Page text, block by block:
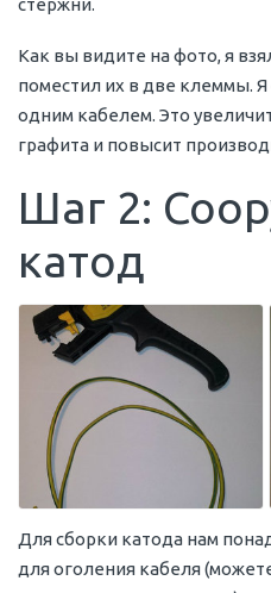
стержни.
Как вы видите на фото, я
поместил их в две клеммы.
одним кабелем. Это
графита и повысит
Шаг 2:
катод
Для сборки катода нам
для оголения кабеля